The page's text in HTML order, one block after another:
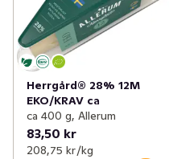
Herrgård® 28% 12M
EKO/KRAV ca
ca 400 g, Allerum
83,50 kr
208,75 kr /kg